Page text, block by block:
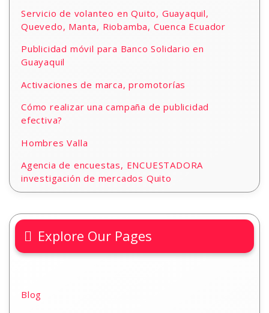
Servicio de volanteo en Quito, Guayaquil,
Quevedo, Manta, Riobamba, Cuenca Ecuador
Publicidad móvil para Banco Solidario en
Guayaquil
Activaciones de marca, promotorías
Cómo realizar una campaña de publicidad
efectiva?
Hombres Valla
Agencia de encuestas, ENCUESTADORA
investigación de mercados Quito
Explore Our Pages
Blog